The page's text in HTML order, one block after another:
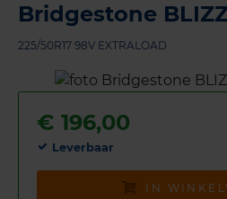
Bridgestone
225/50R17 98V EXTRALOAD
€ 196,00
Leverbaar
IN